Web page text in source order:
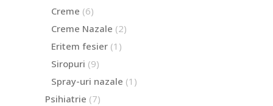
Creme 66
Creme Nazale 22
Eritem fesier 1 1
Siropuri 99
Spray-uri nazale 1 1
Psihiatrie 77